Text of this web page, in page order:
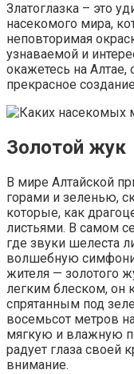
Златоглазка – это
насекомого мира,
неповторимая
узнаваемой и
окажетесь на Алтае,
прекрасное
Золотой жук
В мире Алтайской
горами и зеленью,
которые, как
листьями. В самом
где звуки шелеста
волшебную
жителя — золотого
легким блеском, он
спрятанным под
восемьсот метров
мягкую и влажную
радует глаза своей
внимание.